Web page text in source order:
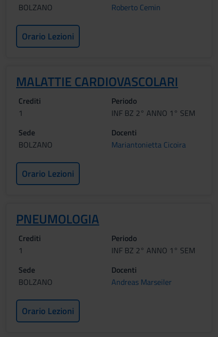
BOLZANO
Roberto Cemin
Orario Lezioni
MALATTIE CARDIOVASCOLARI
Crediti
1
Periodo
INF BZ 2° ANNO 1° SEM
Sede
BOLZANO
Docenti
Mariantonietta Cicoira
Orario Lezioni
PNEUMOLOGIA
Crediti
1
Periodo
INF BZ 2° ANNO 1° SEM
Sede
BOLZANO
Docenti
Andreas Marseiler
Orario Lezioni